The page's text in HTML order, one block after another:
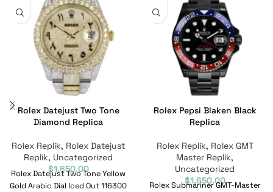
Rolex Datejust Two Tone
Diamond Replica
Rolex Replik, Rolex Datejust
Replik, Uncategorized
$1,650.00
Rolex Datejust Two Tone Yellow
Gold Arabic Dial Iced Out 116300
Rolex Pepsi Blaken Black
Replica
Rolex Replik, Rolex GMT
Master Replik,
Uncategorized
$1,650.00
Rolex Submariner GMT-Master